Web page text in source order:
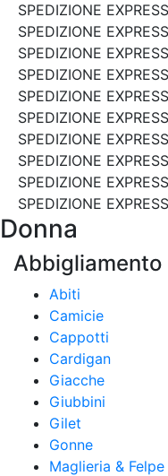
SPEDIZIONE
SPEDIZIONE
SPEDIZIONE
SPEDIZIONE
SPEDIZIONE
SPEDIZIONE
SPEDIZIONE
SPEDIZIONE
SPEDIZIONE
SPEDIZIONE
Donna
Abbigliamento
Abiti
Camicie
Cappotti
Cardigan
Giacche
Giubbini
Gilet
Gonne
Maglieria & Felpe